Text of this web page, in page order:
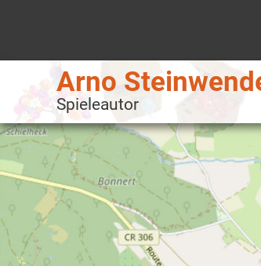
Arno
Spieleautor